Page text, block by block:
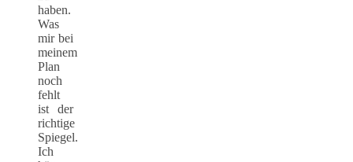
haben.
Was
mir bei
meinem
Plan
noch
fehlt
ist der
richtige
Spiegel.
Ich